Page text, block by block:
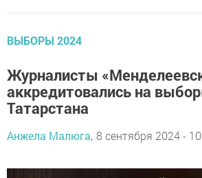
ВЫБОРЫ 2024
Журналисты
аккредитовались на
Татарстана
Анжела Малюга, 8 сентября 2024 -